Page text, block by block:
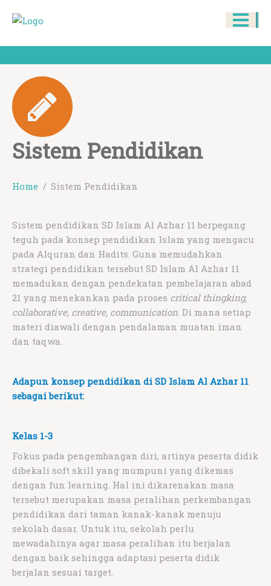
Sistem Pendidikan
Home Sistem Pendidikan
Sistem pendidikan SD Islam Al Azhar 11 berpegang
teguh pada konsep pendidikan Islam yang mengacu
pada Alquran dan Hadits. Guna memudahkan
strategi pendidikan tersebut SD Islam Al Azhar 11
memadukan dengan pendekatan pembelajaran abad
21 yang menekankan pada proses critical thingking,
collaborative, creative, communication. Di mana setiap
materi diawali dengan pendalaman muatan iman
dan taqwa.
Adapun konsep pendidikan di SD Islam Al Azhar 11
sebagai berikut:
Kelas 1-3
Fokus pada pengembangan diri, artinya peserta didik
dibekali soft skill yang mumpuni yang dikemas
dengan fun learning. Hal ini dikarenakan masa
tersebut merupakan masa peralihan perkembangan
pendidikan dari taman kanak-kanak menuju
sekolah dasar. Untuk itu, sekolah perlu
mewadahinya agar masa peralihan itu berjalan
dengan baik sehingga adaptasi peserta didik
berjalan sesuai target.